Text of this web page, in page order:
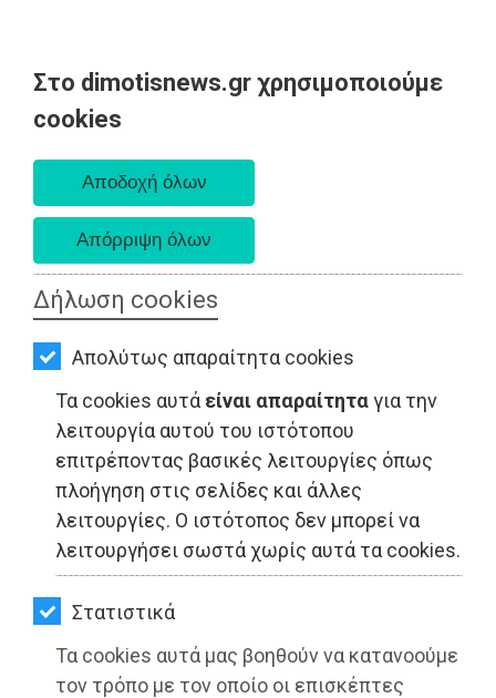
Στο dimotisnews.gr χρησιμοποιούμε
cookies
Δήλωση cookies
Απολύτως απαραίτητα cookies
Τα cookies αυτά είναι απαραίτηταγια την
λειτουργία αυτού του ιστότοπου
επιτρέποντας βασικές λειτουργίες όπως
πλοήγηση στις σελίδες και άλλες
λειτουργίες. Ο ιστότοπος δεν μπορεί να
λειτουργήσει σωστά χωρίς αυτά τα cookies.
Στατιστικά
Τα cookies αυτά μας βοηθούν να κατανοούμε
τον τρόπο με τον οποίο οι επισκέπτες
AΡΧΙΚΗ
ΕΙΔΗΣΕΙΣ
ΠΟΛΙΤΙΚΗ
ΤΟΠΙΚΗ
ΑΥΤΟΔΙΟΙΚΗΣΗ
ΟΙΚΟΝΟΜΙΑ
ΑΘΛΗΤΙΣΜΟΣ
ΠΟΛΙΤΙΣΜΟΣ
ΣΠΙΤΙ-
ΚΗΠΟΣ
ΥΓΕΙΑ
LIFESTYLE
ΤΑΞΙΔΙΑ
LIFESTYLE - Ελλάδα